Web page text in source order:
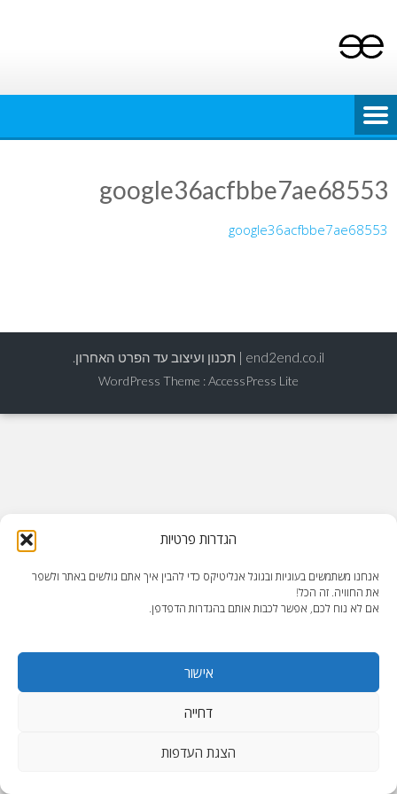
הגדרות פרטיות
אנחנו משתמשים בעוגיות ובגוגל אנליטיקס כדי להבין איך אתם גולשים באתר ולשפר
את החוויה. זה הכל!
אם לא נוח לכם, אפשר לכבות אותם בהגדרות הדפדפן.
אישור
דחייה
הצגת העדפות
content
google36acfbbe7ae68553
google36acfbbe7ae68553
end2end.co.il | תכנון ועיצוב עד הפרט האחרון.
WordPress Theme :AccessPress Lite